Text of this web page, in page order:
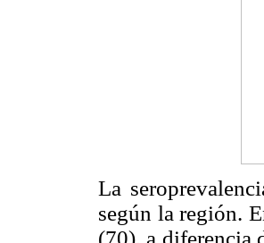
La
según la región.
(70), a diferencia